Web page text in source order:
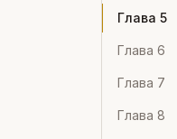
Глава 5
Глава 6
Глава 7
Глава 8